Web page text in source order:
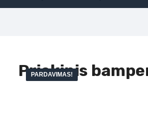
Priekinis
PARDAVIMAS!